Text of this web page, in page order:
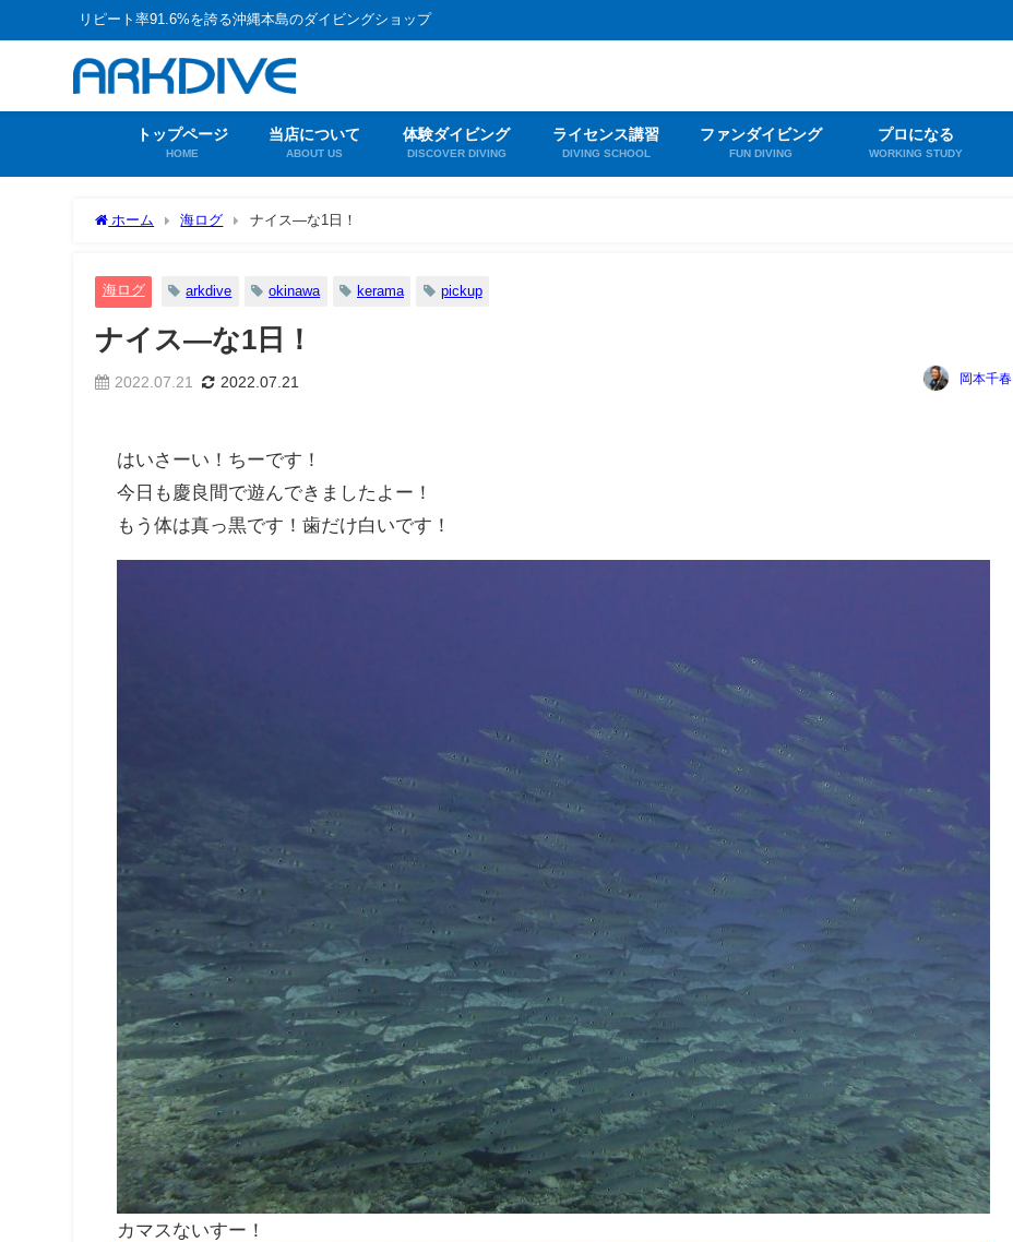
リピート率91.6%を誇る沖縄本島のダイビングショップ
トップページ
HOME
当店について
ABOUT US
体験ダイビング
DISCOVER DIVING
ライセンス講習
DIVING SCHOOL
ファンダイビング
FUN DIVING
プロになる
WORKING STUDY
ホーム 海ログ ナイス―な1日！
海ログ arkdive okinawa kerama pickup
ナイス―な1日！
2022.07.21 2022.07.21 岡本千春
はいさーい！ちーです！
今日も慶良間で遊んできましたよー！
もう体は真っ黒です！歯だけ白いです！
カマスないすー！